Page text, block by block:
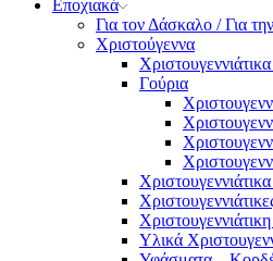
Εποχιακά
Για τον Δάσκαλο / Για
Χριστούγεννα
Γούρια
Υλικά